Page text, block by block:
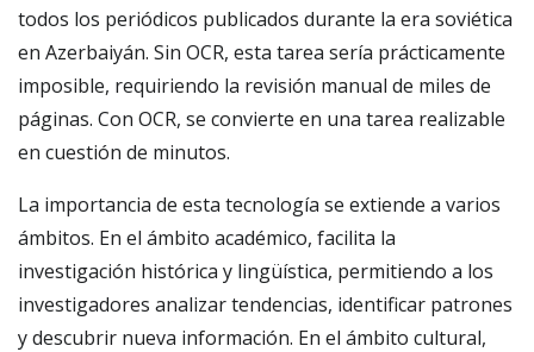
todos los periódicos publicados durante la era soviética
en Azerbaiyán. Sin OCR, esta tarea sería prácticamente
imposible, requiriendo la revisión manual de miles de
páginas. Con OCR, se convierte en una tarea realizable
en cuestión de minutos.
La importancia de esta tecnología se extiende a varios
ámbitos. En el ámbito académico, facilita la
investigación histórica y lingüística, permitiendo a los
investigadores analizar tendencias, identificar patrones
y descubrir nueva información. En el ámbito cultural,